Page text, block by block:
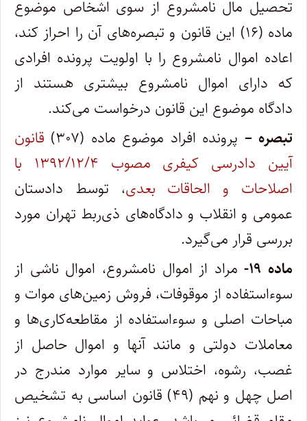
تحصیل مال نامشروع از سوی اشخاص موضوع
ماده (۱۶) این قانون و تبصره‌های آن را احراز کند،
اعاده اموال نامشروع را با اولویت پرونده افرادی
که دارای اموال نامشروع بیشتری هستند از
دادگاه موضوع این قانون درخواست می‌کند.
تبصره – پرونده افراد موضوع ماده (۳۰۷)
قانون
آیین دادرسی کیفری مصوب ۱۳۹۲/۱۲/۴ با
اصلاحات و الحاقات بعدی، توسط دادستان
عمومی و انقلاب و دادگاه‌های ذی‌ربط تهران مورد
بررسی قرار می‌گیرد.
ماده ۱۹-
مراد از اموال نامشروع، اموال ناشی از
سوءاستفاده از موقوفات، فروش زمین‌های موات و
مباحات اصلی و سوءاستفاده از مقاطعه‌کاری‌ها و
معاملات دولتی و مانند آنها و اموال حاصل از
غصب، رشوه، اختلاس و سایر موارد مندرج در
اصل چهل و نهم (۴۹) قانون اساسی به تشخیص